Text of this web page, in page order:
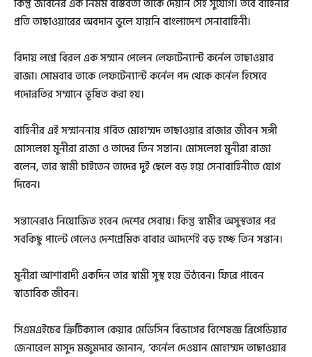
কিন্তু জীবনের এক নির্মম বাস্তবতা তাকে দেয়নি সেই সুযোগ। তবে বাহিনীর
প্রতি তাছাওয়ারের অবদান ভুলে যায়নি বাংলাদেশ সেনাবাহিনী।
বিদায় লগ্নে বিরল এক সম্মান পেলেন লেফটেন্যান্ট কর্নেল তাছাওয়ার
রাজা। সোমবার তাকে লেফটেন্যান্ট কর্নেল পদ থেকে কর্নেল হিসেবে
পদোন্নতির সম্মানে ভূষিত করা হয়।
বাহিনীর এই সম্মাননায় গর্বিত মোহাম্মদ তাছাওয়ার রাজার জীবন সঙ্গী
মোসলেহা মুনীরা রাজা ও তাদের তিন সন্তান। মোসলেহা মুনীরা রাজা
বলেন, তার স্বামী চাইতেন তাদের দুই ছেলে বড় হয়ে সেনাবাহিনীতে যোগ
দিবেন।
সন্তানেরাও নিয়োজিত হবেন দেশের সেবায়। কিন্তু স্বামীর অসুস্থতার পর
সবকিছু পাল্টে গেলেও দেশপ্রেমিক বাবার আদর্শেই বড় হচ্ছে তিন সন্তান।
মুনীরা আশাবাদী একদিন তার স্বামী সুস্থ হয়ে উঠবেন। ফিরে পাবেন
স্বাভাবিক জীবন।
সিএমএইচের ক্রিটিক্যাল কেয়ার মেডিসিন বিভাগের বিশেষজ্ঞ ব্রিগেডিয়ার
জেনারেল মাসুদ মজুমদার জানান, ‘কর্নেল দেওয়ান মোহাম্মদ তাছাওয়ার